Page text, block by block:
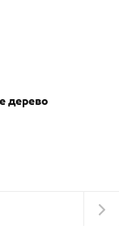
дерево